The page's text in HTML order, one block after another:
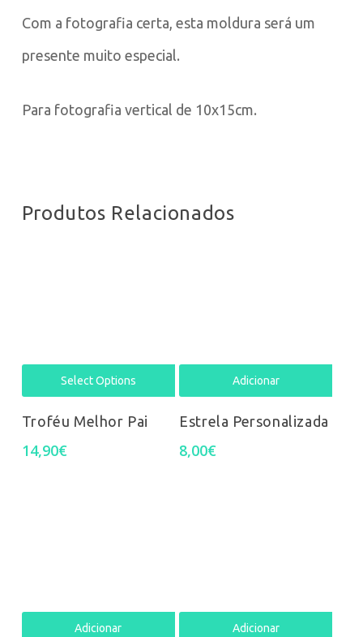
Com a fotografia certa, esta moldura será um
presente muito especial.
Para fotografia vertical de 10x15cm.
Produtos Relacionados
Select Options
Troféu Melhor Pai
14,90€
Adicionar
Estrela Personalizada
8,00€
Adicionar Adicionar